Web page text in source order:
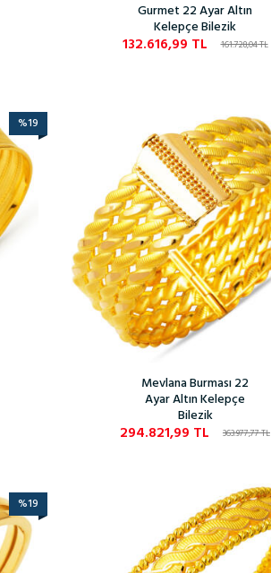
Gurmet 22 Ayar Altın
Kelepçe Bilezik
161.728,04TL
132.616,99 TL
%19
Mevlana Burması 22
Ayar Altın Kelepçe
Bilezik
363.977,77TL
294.821,99 TL
%19